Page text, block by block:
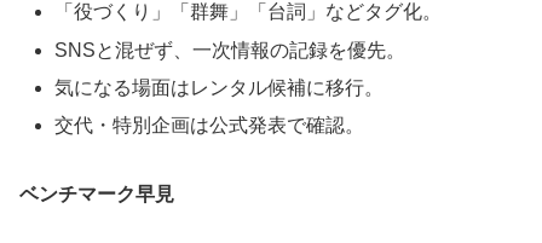
「役づくり」「群舞」「台詞」などタグ化。
SNSと混ぜず、一次情報の記録を優先。
気になる場面はレンタル候補に移行。
交代・特別企画は公式発表で確認。
ベンチマーク早見